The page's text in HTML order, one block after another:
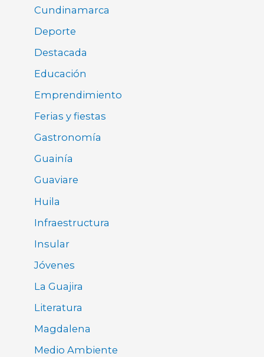
Cundinamarca
Deporte
Destacada
Educación
Emprendimiento
Ferias y fiestas
Gastronomía
Guainía
Guaviare
Huila
Infraestructura
Insular
Jóvenes
La Guajira
Literatura
Magdalena
Medio Ambiente